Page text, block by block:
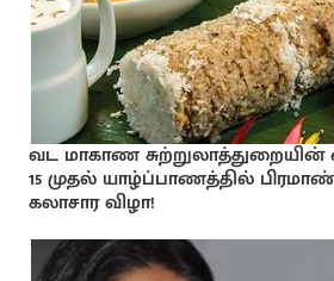
வட மாகாண
15 முதல் யாழ்ப்பாணத்தில்
கலாசார விழா!